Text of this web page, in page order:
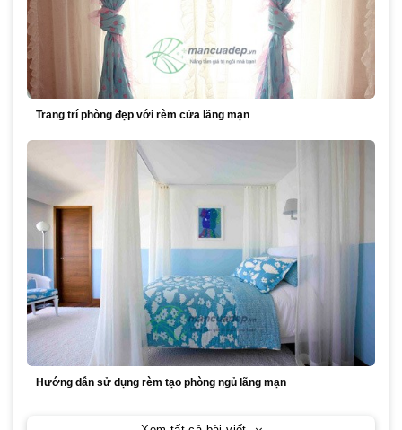
Trang trí phòng đẹp với rèm cửa lãng mạn
Hướng dẫn sử dụng rèm tạo phòng ngủ lãng mạn